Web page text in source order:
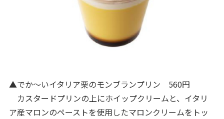
▲でか～いイタリア栗のモンブランプリン 560円
カスタードプリンの上にホイップクリームと、イタリ
ア産マロンのペーストを使用したマロンクリームをトッ